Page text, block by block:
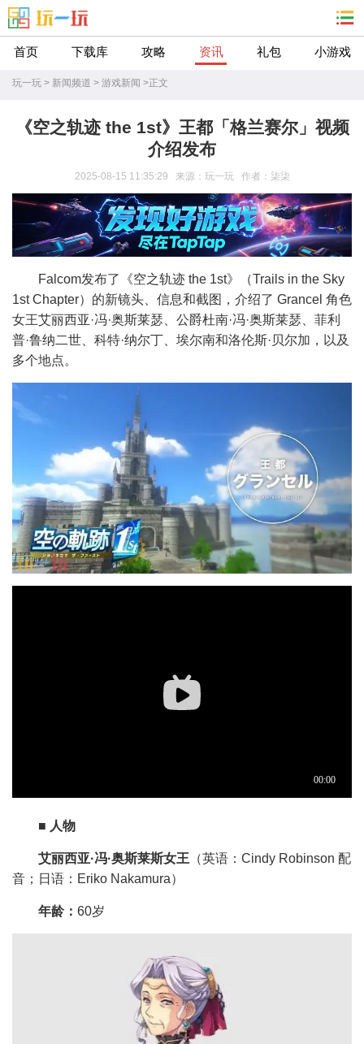
首页 下载库 攻略 资讯 礼包 小游戏
玩一玩 > 新闻频道 > 游戏新闻 >正文
《空之轨迹 the 1st》王都「格兰赛尔」视频
介绍发布
2025-08-15 11:35:29 来源：玩一玩 作者：柒柒
Falcom发布了《空之轨迹 the 1st》（Trails in the Sky
1st Chapter）的新镜头、信息和截图，介绍了 Grancel 角色
女王艾丽西亚·冯·奥斯莱瑟、公爵杜南·冯·奥斯莱瑟、菲利
普·鲁纳二世、科特·纳尔丁、埃尔南和洛伦斯·贝尔加，以及
多个地点。
■ 人物
艾丽西亚·冯·奥斯莱斯女王 （英语：Cindy Robinson 配
音；日语：Eriko Nakamura）
年龄： 60岁